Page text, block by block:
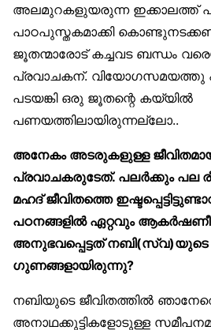
അലമുറകളുയരുന്ന ഇക്കാലത്ത്
പാഠപുസ്തകമാക്കി
ജൂതന്മാരോട് കച്ചവട ബന്ധം
പ്രവാചകന്. വിയോഗസമയത്തു
പടയങ്കി ഒരു ജൂതന്റെ കയ്യിൽ
പണയത്തിലായിരുന്നല്ലോ..
അനേകം അടരുകളുള്ള
പ്രവാചകരുടേത്. പലർക്കും പല
മഹദ് ജീവിതത്തെ
പഠനങ്ങളിൽ ഏറ്റവും
അനുഭവപ്പെട്ടത്
ഗുണങ്ങളായിരുന്നു?
നബിയുടെ ജീവിതത്തിൽ ഞാനേറെ
അനാഥക്കുട്ടികളോടുള്ള